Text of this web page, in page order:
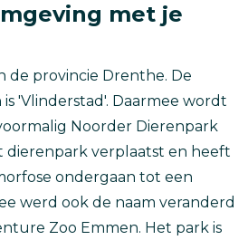
met je
de provincie Drenthe. De
'Vlinderstad'. Daarmee wordt
Noorder Dierenpark
dierenpark verplaatst en heeft
ondergaan tot een
werd ook de naam veranderd
Zoo Emmen. Het park is